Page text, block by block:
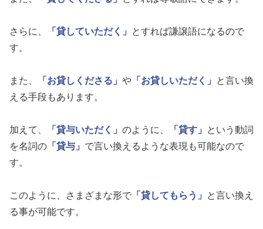
さらに、 「貸していただく」
とすれば謙譲語になるので
す。
また、 「お貸しくださる」 や 「お貸しいただく」
と言い換
える手段もあります。
加えて、 「貸与いただく」 のように、 「貸す」
という動詞
を名詞の 「貸与」 で言い換えるような表現も可能なので
す。
このように、さまざまな形で 「貸してもらう」
と言い換え
る事が可能です。